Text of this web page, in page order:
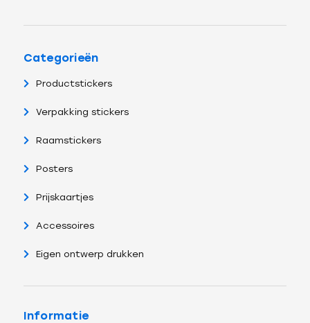
Categorieën
Productstickers
Verpakking stickers
Raamstickers
Posters
Prijskaartjes
Accessoires
Eigen ontwerp drukken
Informatie